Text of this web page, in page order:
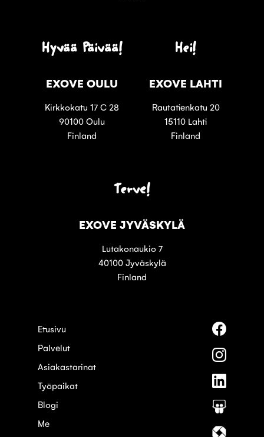
Hyvää Päivää!
EXOVE OULU
Kirkkokatu 17 C 28
90100 Oulu
Finland
Hei!
EXOVE LAHTI
Rautatienkatu 20
15110 Lahti
Finland
Terve!
EXOVE JYVÄSKYLÄ
Lutakonaukio 7
40100 Jyväskylä
Finland
Etusivu
Palvelut
Asiakastarinat
Työpaikat
Blogi
Me